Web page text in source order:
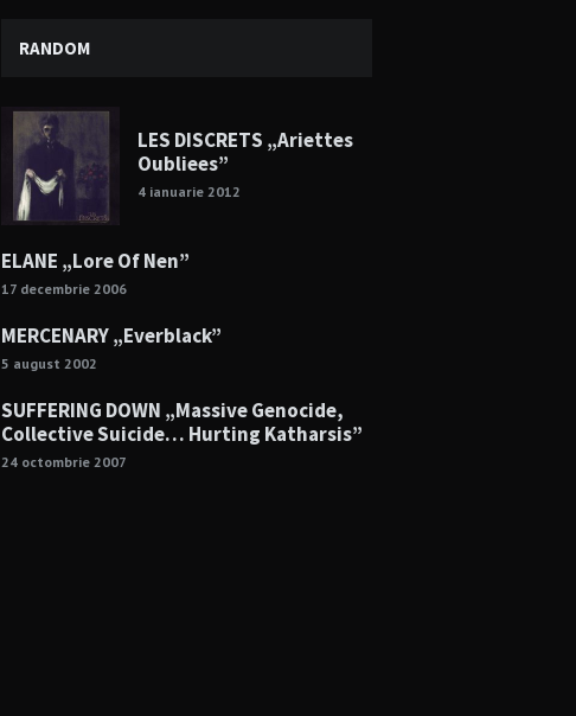
RANDOM
LES DISCRETS „Ariettes
Oubliees”
4 ianuarie 2012
ELANE „Lore Of Nen”
17 decembrie 2006
MERCENARY „Everblack”
5 august 2002
SUFFERING DOWN „Massive Genocide,
Collective Suicide… Hurting Katharsis”
24 octombrie 2007